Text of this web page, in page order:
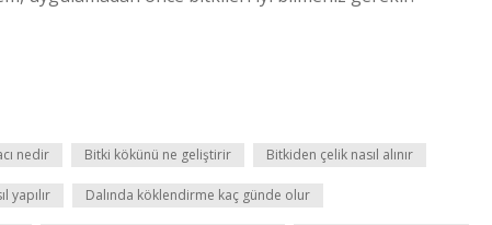
nedir Bitki kökünü ne geliştirir Bitkiden çelik nasıl alınır
yapılır Dalında köklendirme kaç günde olur